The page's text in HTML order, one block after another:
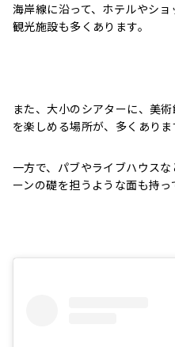
海岸線に沿って、ホテルやショ
観光施設も多くあります。
また、大小のシアターに、美
を楽しめる場所が、多くありま
一方で、パブやライブハウス
ーンの礎を担うような面も持っ